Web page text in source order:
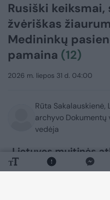
Rusiški
žvėriškas
Medininkų
pamaina (12)
2026 m. liepos 31 d. 04:00
Rūta
archyvo
vedėja
„Lietuvos muitinės
vertinamas kaip